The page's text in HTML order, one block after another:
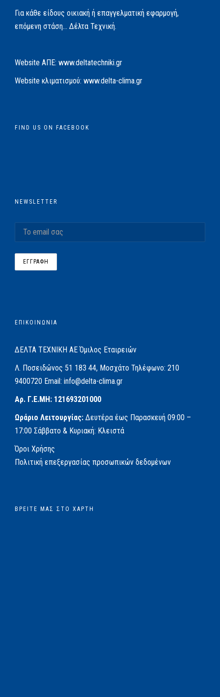
Για κάθε είδους οικιακή ή επαγγελματική εφαρμογή,
επόμενη στάση… Δέλτα Τεχνική.
Website AΠΕ: www.deltatechniki.gr
Website κλιματισμού: www.delta-clima.gr
FIND US ON FACEBOOK
NEWSLETTER
ΕΠΙΚΟΙΝΩΝΙΑ
ΔΕΛΤΑ ΤΕΧΝΙΚΗ ΑΕΌμιλος Εταιρειών
Λ. Ποσειδώνος 51 183 44, Μοσχάτο Τηλέφωνο: 210
9400720 Email: info@delta-clima.gr
Αρ. Γ.Ε.ΜΗ: 121693201000
Ωράριο Λειτουργίας: Δευτέρα έως Παρασκευή 09:00 –
17:00 Σάββατο & Κυριακή: Κλειστά
Όροι Χρήσης
Πολιτική επεξεργασίας προσωπικών δεδομένων
ΒΡΕΊΤΕ ΜΑΣ ΣΤΟ ΧΆΡΤΗ